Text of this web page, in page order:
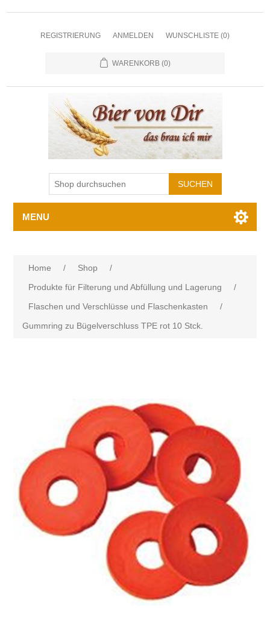
REGISTRIERUNG ANMELDEN WUNSCHLISTE (0)
WARENKORB (0)
MENU
Home / Shop
/
Produkte für Filterung und Abfüllung und Lagerung
/
Flaschen und Verschlüsse und Flaschenkasten
/
Gummring zu Bügelverschluss TPE rot 10 Stck.